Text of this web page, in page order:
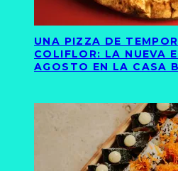
UNA PIZZA DE
COLIFLOR: LA NUEVA
AGOSTO EN LA CASA